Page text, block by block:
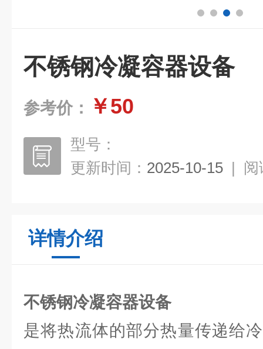
不锈钢冷凝容器设备
参考价： ￥50
型号：
更新时间： 2025-10-15 | 阅
详情介绍
不锈钢冷凝容器设备
是将热流体的部分热量传递给